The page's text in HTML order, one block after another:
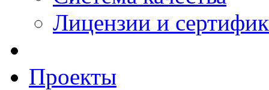
Лицензии и
Проекты